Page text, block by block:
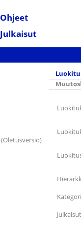
Ohjeet
Julkaisut
(Oletusversio)